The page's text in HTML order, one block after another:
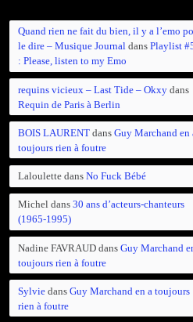
Quand rien ne fait du bien, il y a l’emo
le dire – Musique Journaldans Playlist
: Please, listen to my Emo
requins vicieux – Last Tide – Okxydans
Requin de Paris à Berlin
BOIS LAURENTdans Guy Marchand en
toujours rien à foutre
Laloulettedans No Fuck Bébé
Micheldans 30 ans d’acteurs-chanteurs
(1965-1995)
Nadine FAVRAUDdans Guy Marchand
toujours rien à foutre
Sylviedans Guy Marchand en a toujours
rien à foutre